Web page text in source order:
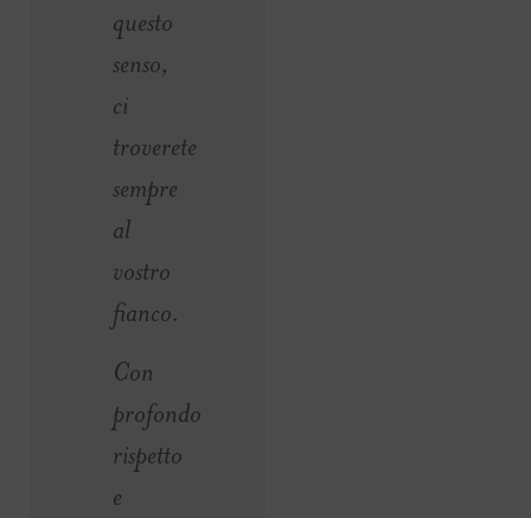
questo
senso,
ci
troverete
sempre
al
vostro
fianco.
Con
profondo
rispetto
e